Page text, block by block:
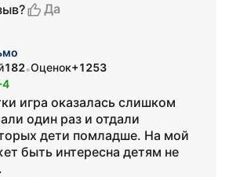
Да
182•Оценок+1253
игра оказалась слишком
один раз и отдали
дети помладше. На мой
быть интересна детям не